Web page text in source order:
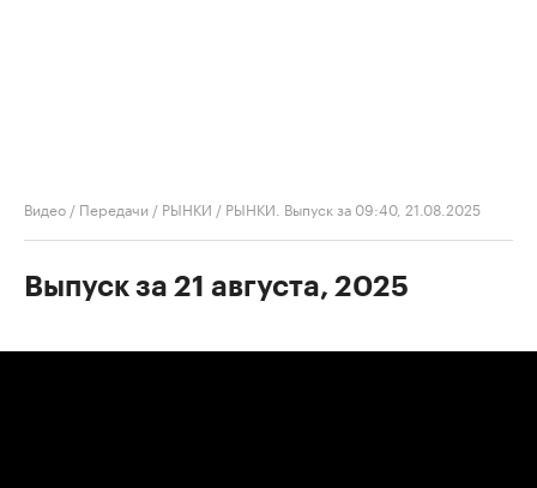
Видео / Передачи / РЫНКИ / РЫНКИ. Выпуск за 09:40, 21.08.2025
Выпуск за 21 августа, 2025